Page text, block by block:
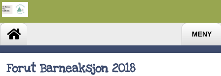
MENY
Forut Barneaksjon 2018